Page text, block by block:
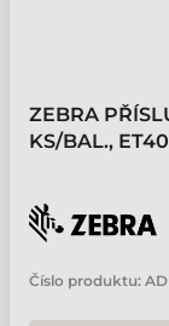
ZEBRA
KS/BAL.,
Číslo produktu: